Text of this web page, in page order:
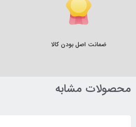
ضمانت اصل بودن کالا
محصولات مشابه